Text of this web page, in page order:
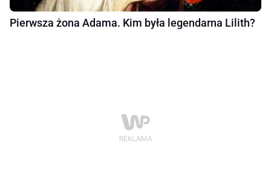
Pierwsza żona Adama. Kim była legendarna Lilith?